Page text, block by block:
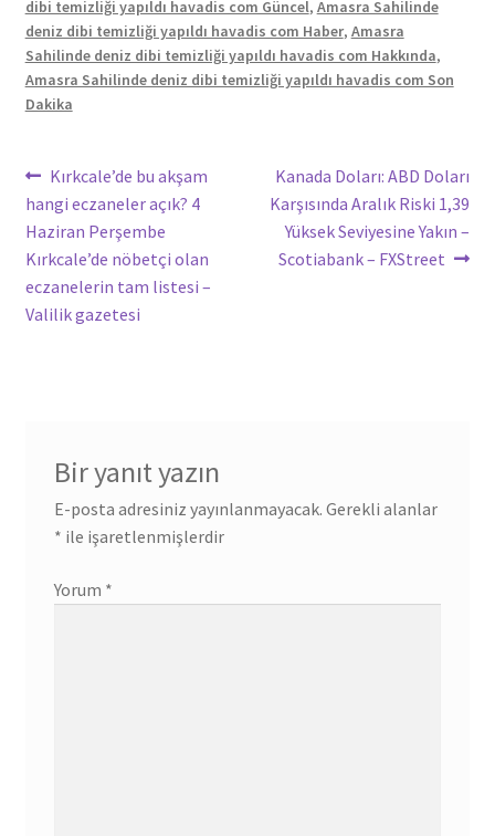
dibi temizliği yapıldı havadis com Güncel, Amasra Sahilinde
deniz dibi temizliği yapıldı havadis com Haber, Amasra
Sahilinde deniz dibi temizliği yapıldı havadis com Hakkında,
Amasra Sahilinde deniz dibi temizliği yapıldı havadis com Son
Dakika
Yazı
gezinmesi
Önceki
yazı:
Kırkcale’de bu akşam
hangi eczaneler açık? 4
Haziran Perşembe
Kırkcale’de nöbetçi olan
eczanelerin tam listesi –
Valilik gazetesi
Sonraki
yazı:
Kanada Doları: ABD Doları
Karşısında Aralık Riski 1,39
Yüksek Seviyesine Yakın –
Scotiabank – FXStreet
Bir yanıt yazın
E-posta adresiniz yayınlanmayacak. Gerekli alanlar
* ile işaretlenmişlerdir
Yorum *